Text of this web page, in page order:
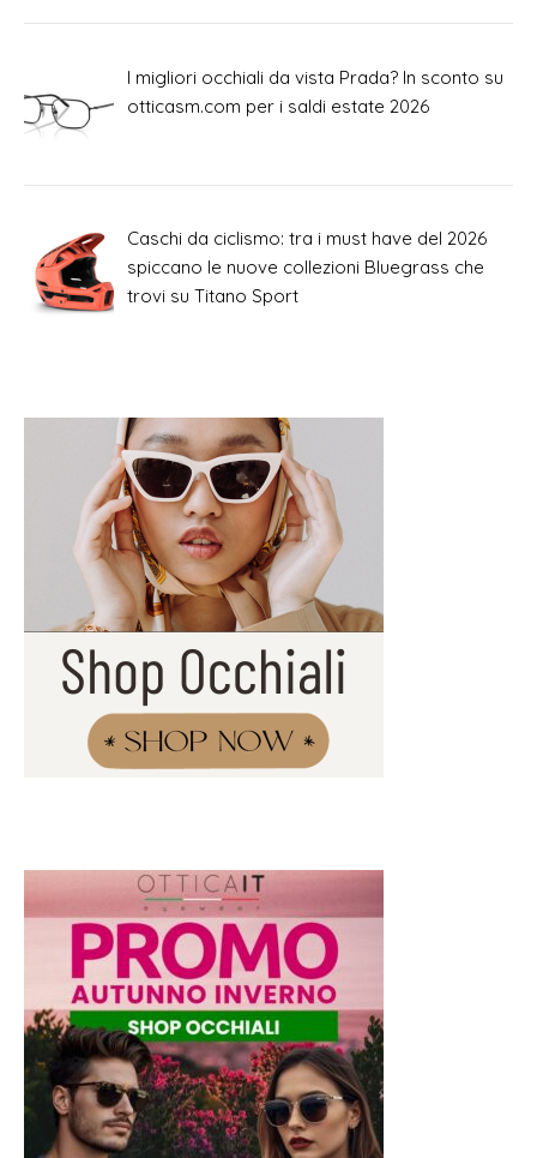
I migliori occhiali da vista Prada? In sconto su
otticasm.com per i saldi estate 2026
Caschi da ciclismo: tra i must have del 2026
spiccano le nuove collezioni Bluegrass che
trovi su Titano Sport